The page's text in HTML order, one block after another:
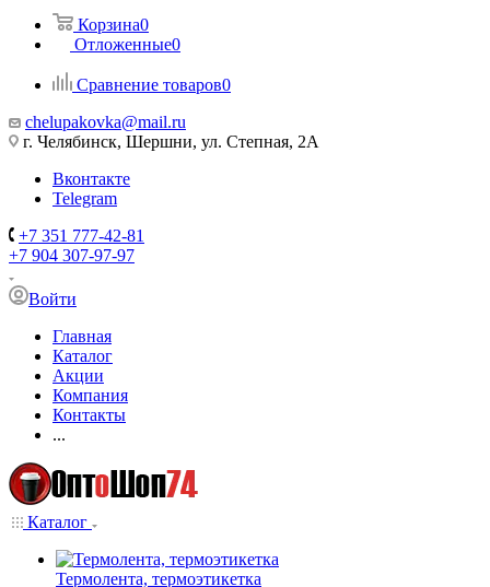
Корзина0
Отложенные0
Сравнение товаров0
chelupakovka@mail.ru
г. Челябинск, Шершни, ул. Степная, 2А
Вконтакте
Telegram
+7 351 777-42-81
+7 904 307-97-97
Войти
Главная
Каталог
Акции
Компания
Контакты
...
Каталог
Термолента, термоэтикетка